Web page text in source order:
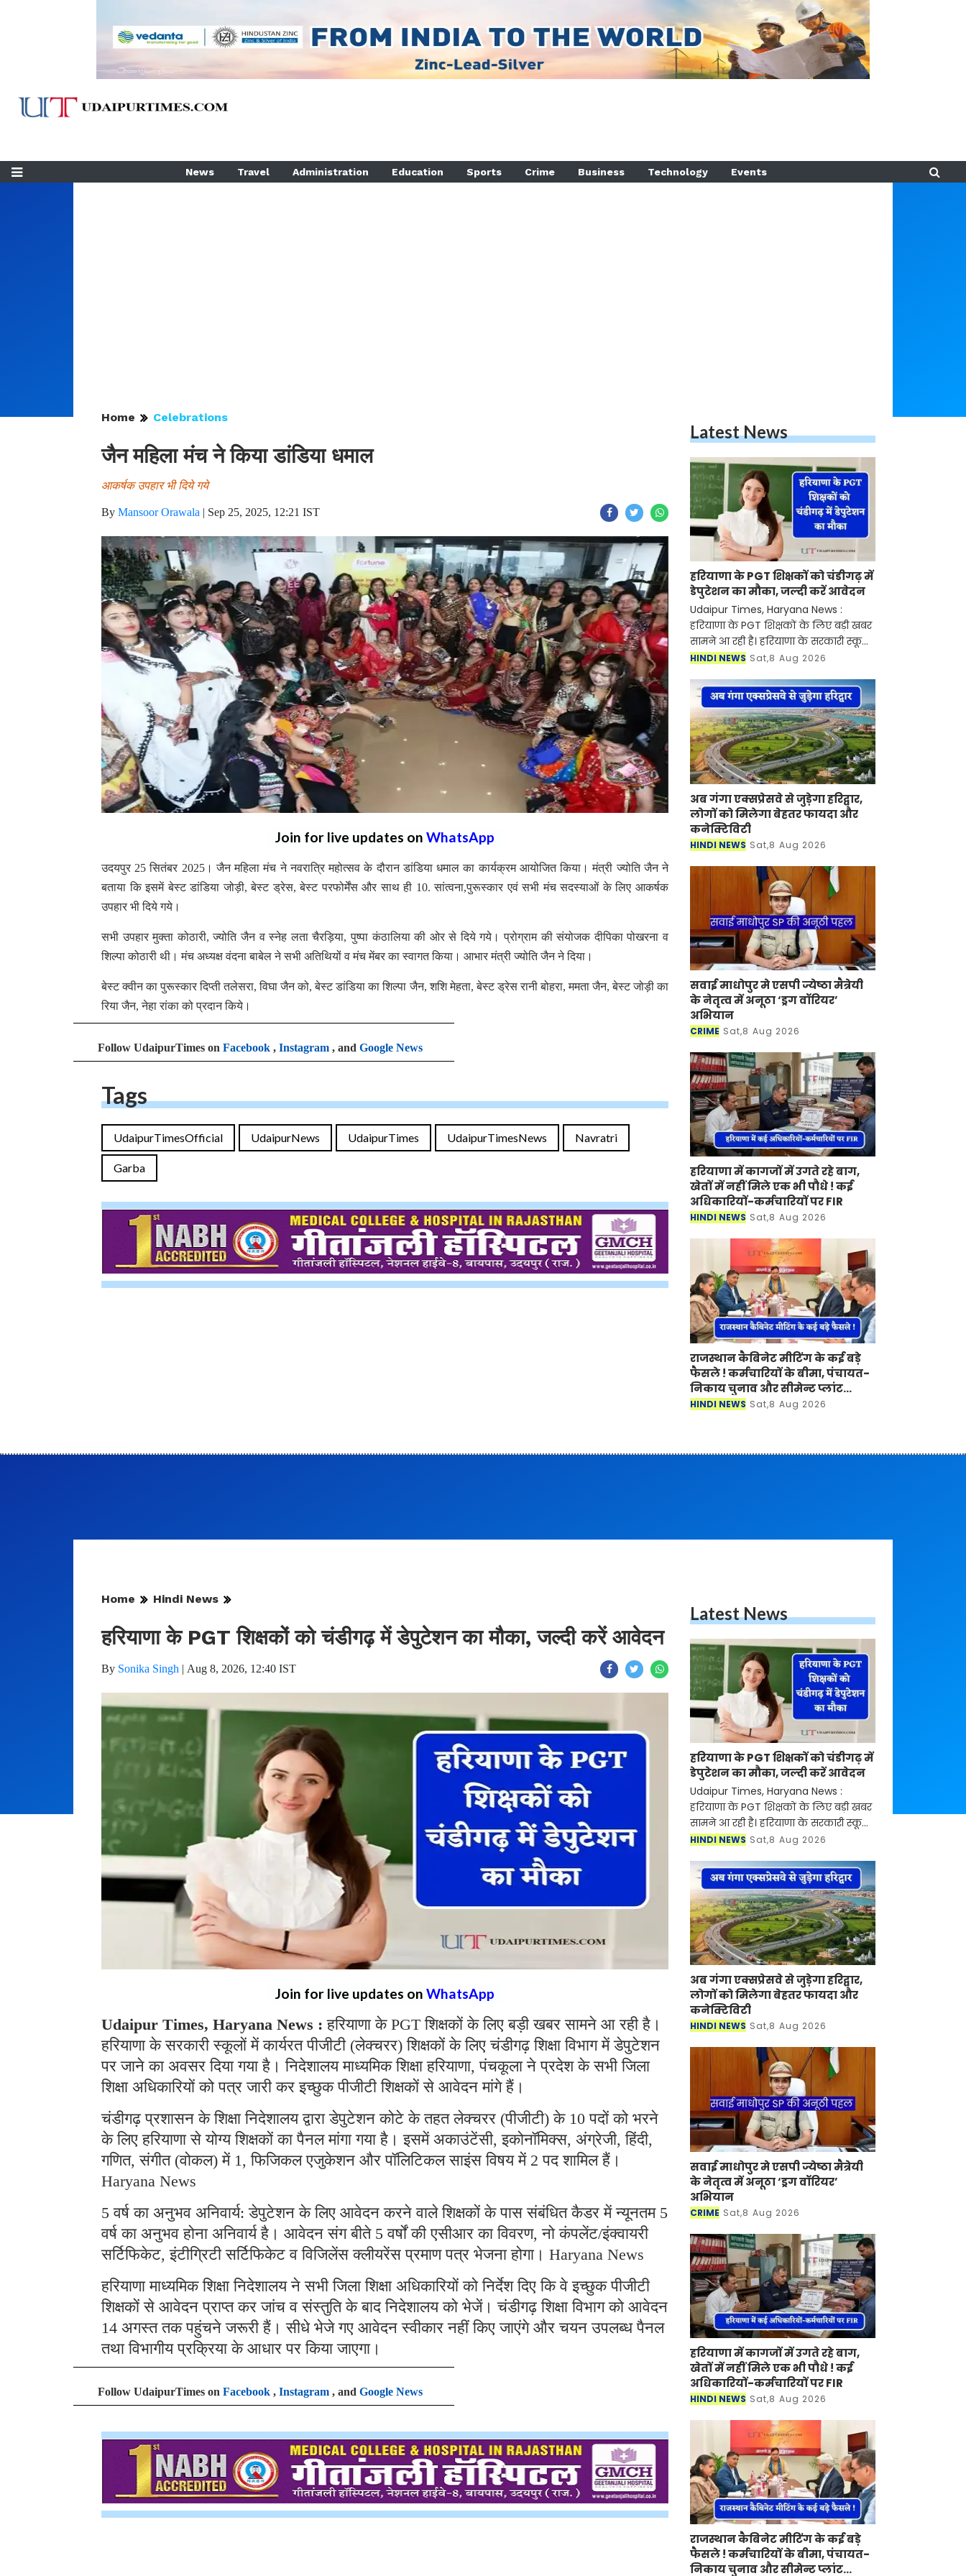
News Travel Administration Education Sports Crime Business Technology Events
Home Celebrations
जैन महिला मंच ने किया डांडिया धमाल
आकर्षक उपहार भी दिये गये
By Mansoor Orawala | Sep 25, 2025, 12:21 IST
Join for live updates on WhatsApp
उदयपुर 25 सितंबर 2025। जैन महिला मंच ने नवरात्रि महोत्सव के दौरान डांडिया धमाल का कार्यक्रम आयोजित किया। मंत्री ज्योति जैन ने
बताया कि इसमें बेस्ट डांडिया जोड़ी, बेस्ट ड्रेस, बेस्ट परफोर्मेंस और साथ ही 10. सांत्वना,पुरूस्कार एवं सभी मंच सदस्याओं के लिए आकर्षक
उपहार भी दिये गये।
सभी उपहार मुक्ता कोठारी, ज्योति जैन व स्नेह लता चैरड़िया, पुष्पा कंठालिया की ओर से दिये गये। प्रोग्राम की संयोजक दीपिका पोखरना व
शिल्पा कोठारी थी। मंच अध्यक्ष वंदना बाबेल ने सभी अतिथियों व मंच मेंबर का स्वागत किया। आभार मंत्री ज्योति जैन ने दिया।
बेस्ट क्वीन का पुरूस्कार दिप्ती तलेसरा, विघा जैन को, बेस्ट डांडिया का शिल्पा जैन, शशि मेहता, बेस्ट ड्रेस रानी बोहरा, ममता जैन, बेस्ट जोड़ी का
रिया जैन, नेहा रांका को प्रदान किये।
Follow UdaipurTimes on Facebook , Instagram , and Google News
Tags
UdaipurTimesOfficial UdaipurNews UdaipurTimes UdaipurTimesNews Navratri
Garba
Latest News
हरियाणा के PGT शिक्षकों को चंडीगढ़ में
डेपुटेशन का मौका, जल्दी करें आवेदन
Udaipur Times, Haryana News :
हरियाणा के PGT शिक्षकों के लिए बड़ी खबर
सामने आ रही है। हरियाणा के सरकारी स्कूलों
में कार्यरत पीजीटी (लेक्चरर) शिक्षकों के
जाने क
HINDI NEWS Sat,8 Aug 2026
अब गंगा एक्सप्रेसवे से जुड़ेगा हरिद्वार,
लोगों को मिलेगा बेहतर फायदा और
कनेक्टिविटी
HINDI NEWS Sat,8 Aug 2026
सवाई माधोपुर मे एसपी ज्येष्ठा मैत्रेयी
के नेतृत्व में अनूठा ‘ड्रग वॉरियर’
अभियान
CRIME Sat,8 Aug 2026
हरियाणा में कागजों में उगते रहे बाग,
खेतों में नहीं मिले एक भी पौधे ! कई
अधिकारियों-कर्मचारियों पर FIR
HINDI NEWS Sat,8 Aug 2026
राजस्थान कैबिनेट मीटिंग के कई बड़े
फैसले ! कर्मचारियों के बीमा, पंचायत-
निकाय चुनाव और सीमेन्ट प्लांट
लगाने पर मुहर
HINDI NEWS Sat,8 Aug 2026
Home Hindi News
हरियाणा के PGT शिक्षकों को चंडीगढ़ में डेपुटेशन का मौका, जल्दी करें आवेदन
By Sonika Singh | Aug 8, 2026, 12:40 IST
Join for live updates on WhatsApp
Udaipur Times, Haryana News : हरियाणा के PGT शिक्षकों के लिए बड़ी खबर सामने आ रही है।
हरियाणा के सरकारी स्कूलों में कार्यरत पीजीटी (लेक्चरर) शिक्षकों के लिए चंडीगढ़ शिक्षा विभाग में डेपुटेशन
पर जाने का अवसर दिया गया है। निदेशालय माध्यमिक शिक्षा हरियाणा, पंचकूला ने प्रदेश के सभी जिला
शिक्षा अधिकारियों को पत्र जारी कर इच्छुक पीजीटी शिक्षकों से आवेदन मांगे हैं।
चंडीगढ़ प्रशासन के शिक्षा निदेशालय द्वारा डेपुटेशन कोटे के तहत लेक्चरर (पीजीटी) के 10 पदों को भरने
के लिए हरियाणा से योग्य शिक्षकों का पैनल मांगा गया है। इसमें अकाउंटेंसी, इकोनॉमिक्स, अंग्रेजी, हिंदी,
गणित, संगीत (वोकल) में 1, फिजिकल एजुकेशन और पॉलिटिकल साइंस विषय में 2 पद शामिल हैं।
Haryana News
5 वर्ष का अनुभव अनिवार्य: डेपुटेशन के लिए आवेदन करने वाले शिक्षकों के पास संबंधित कैडर में न्यूनतम 5
वर्ष का अनुभव होना अनिवार्य है। आवेदन संग बीते 5 वर्षों की एसीआर का विवरण, नो कंपलेंट/इंक्वायरी
सर्टिफिकेट, इंटीग्रिटी सर्टिफिकेट व विजिलेंस क्लीयरेंस प्रमाण पत्र भेजना होगा। Haryana News
हरियाणा माध्यमिक शिक्षा निदेशालय ने सभी जिला शिक्षा अधिकारियों को निर्देश दिए कि वे इच्छुक पीजीटी
शिक्षकों से आवेदन प्राप्त कर जांच व संस्तुति के बाद निदेशालय को भेजें। चंडीगढ़ शिक्षा विभाग को आवेदन
14 अगस्त तक पहुंचने जरूरी हैं। सीधे भेजे गए आवेदन स्वीकार नहीं किए जाएंगे और चयन उपलब्ध पैनल
तथा विभागीय प्रक्रिया के आधार पर किया जाएगा।
Follow UdaipurTimes on Facebook , Instagram , and Google News
Latest News
हरियाणा के PGT शिक्षकों को चंडीगढ़ में
डेपुटेशन का मौका, जल्दी करें आवेदन
Udaipur Times, Haryana News :
हरियाणा के PGT शिक्षकों के लिए बड़ी खबर
सामने आ रही है। हरियाणा के सरकारी स्कूलों
में कार्यरत पीजीटी (लेक्चरर) शिक्षकों के
जाने क
HINDI NEWS Sat,8 Aug 2026
अब गंगा एक्सप्रेसवे से जुड़ेगा हरिद्वार,
लोगों को मिलेगा बेहतर फायदा और
कनेक्टिविटी
HINDI NEWS Sat,8 Aug 2026
सवाई माधोपुर मे एसपी ज्येष्ठा मैत्रेयी
के नेतृत्व में अनूठा ‘ड्रग वॉरियर’
अभियान
CRIME Sat,8 Aug 2026
हरियाणा में कागजों में उगते रहे बाग,
खेतों में नहीं मिले एक भी पौधे ! कई
अधिकारियों-कर्मचारियों पर FIR
HINDI NEWS Sat,8 Aug 2026
राजस्थान कैबिनेट मीटिंग के कई बड़े
फैसले ! कर्मचारियों के बीमा, पंचायत-
निकाय चुनाव और सीमेन्ट प्लांट